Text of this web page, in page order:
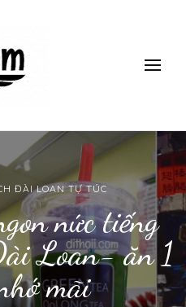
làm thế nào để đi một mình mà
khảo những kinh nghiệm 10
nhé.
ĐÀI LOAN TỰ TÚC
nức tiếng
Loan- ăn 1
mãi